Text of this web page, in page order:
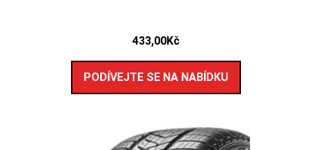
433,00Kč
PODÍVEJTE SE NA NABÍDKU